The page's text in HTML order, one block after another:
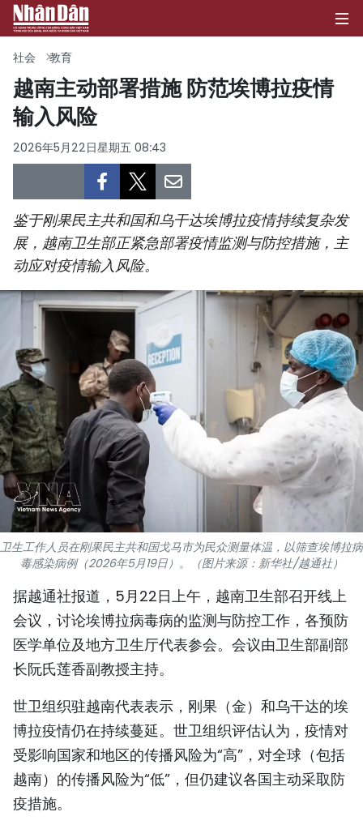
政治
经济
社会
环保
文化
体育
国际
旅游
友谊桥梁
史海
多功能媒体
图库
视频
人民报社简介
TIẾNG VIỆT
ENGLISH
社会 教育
越南主动部署措施 防范埃博拉疫情
输入风险
2026年5月22日星期五 08:43
鉴于刚果民主共和国和乌干达埃博拉疫情持续复杂发
展，越南卫生部正紧急部署疫情监测与防控措施，主
动应对疫情输入风险。
卫生工作人员在刚果民主共和国戈马市为民众测量体温，以筛查埃博拉病
毒感染病例（2026年5月19日）。（图片来源：新华社/越通社）
据越通社报道，5月22日上午，越南卫生部召开线上
会议，讨论埃博拉病毒病的监测与防控工作，各预防
医学单位及地方卫生厅代表参会。会议由卫生部副部
长阮氏莲香副教授主持。
世卫组织驻越南代表表示，刚果（金）和乌干达的埃
博拉疫情仍在持续蔓延。世卫组织评估认为，疫情对
受影响国家和地区的传播风险为“高”，对全球（包括
越南）的传播风险为“低”，但仍建议各国主动采取防
疫措施。